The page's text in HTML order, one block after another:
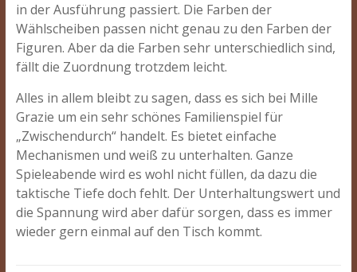
in der Ausführung passiert. Die Farben der
Wählscheiben passen nicht genau zu den Farben der
Figuren. Aber da die Farben sehr unterschiedlich sind,
fällt die Zuordnung trotzdem leicht.
Alles in allem bleibt zu sagen, dass es sich bei Mille
Grazie um ein sehr schönes Familienspiel für
„Zwischendurch“ handelt. Es bietet einfache
Mechanismen und weiß zu unterhalten. Ganze
Spieleabende wird es wohl nicht füllen, da dazu die
taktische Tiefe doch fehlt. Der Unterhaltungswert und
die Spannung wird aber dafür sorgen, dass es immer
wieder gern einmal auf den Tisch kommt.